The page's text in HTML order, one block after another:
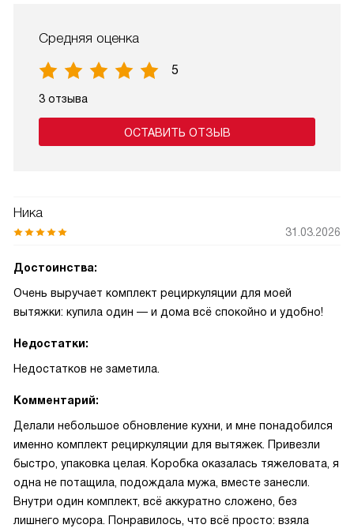
Средняя оценка
5
3 отзыва
ОСТАВИТЬ ОТЗЫВ
Ника
31.03.2026
Достоинства:
Очень выручает комплект рециркуляции для моей
вытяжки: купила один — и дома всё спокойно и удобно!
Недостатки:
Недостатков не заметила.
Комментарий:
Делали небольшое обновление кухни, и мне понадобился
именно комплект рециркуляции для вытяжек. Привезли
быстро, упаковка целая. Коробка оказалась тяжеловата, я
одна не потащила, подождала мужа, вместе занесли.
Внутри один комплект, всё аккуратно сложено, без
лишнего мусора. Понравилось, что всё просто: взяла